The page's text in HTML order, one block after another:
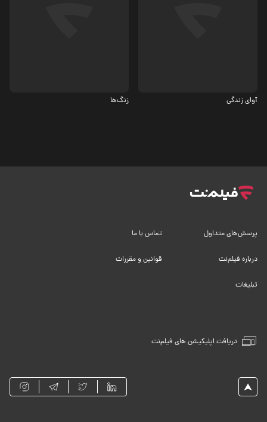
آوای زندگی زنگ‌ها
دریافت اپلیکیشن های فیلم‌نت
پرسش‌های متداول تماس با ما
درباره فیلم‌نت قوانین و مقررات
تبلیغات